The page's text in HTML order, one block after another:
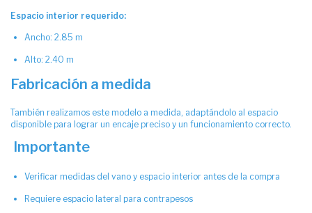
Espacio interior requerido:
Ancho: 2.85 m
Alto: 2.40 m
Fabricación a medida
También realizamos este modelo a medida, adaptándolo al espacio
disponible para lograr un encaje preciso y un funcionamiento correcto.
Importante
Verificar medidas del vano y espacio interior antes de la compra
Requiere espacio lateral para contrapesos